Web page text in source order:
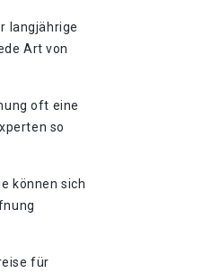
langjährige
Art von
oft eine
so
können sich
für